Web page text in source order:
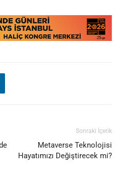
Sonraki İçerik
Metaverse Teknolojisi
Hayatımızı Değiştirecek mi?